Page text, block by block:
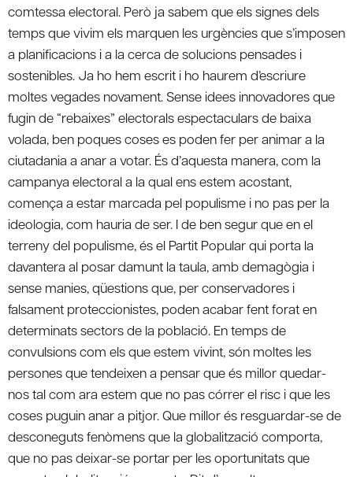
comtessa electoral. Però ja sabem que els signes dels
temps que vivim els marquen les urgències que s’imposen
a planificacions i a la cerca de solucions pensades i
sostenibles. Ja ho hem escrit i ho haurem d’escriure
moltes vegades novament. Sense idees innovadores que
fugin de “rebaixes” electorals espectaculars de baixa
volada, ben poques coses es poden fer per animar a la
ciutadania a anar a votar. És d’aquesta manera, com la
campanya electoral a la qual ens estem acostant,
comença a estar marcada pel populisme i no pas per la
ideologia, com hauria de ser. I de ben segur que en el
terreny del populisme, és el Partit Popular qui porta la
davantera al posar damunt la taula, amb demagògia i
sense manies, qüestions que, per conservadores i
falsament proteccionistes, poden acabar fent forat en
determinats sectors de la població. En temps de
convulsions com els que estem vivint, són moltes les
persones que tendeixen a pensar que és millor quedar-
nos tal com ara estem que no pas córrer el risc i que les
coses puguin anar a pitjor. Que millor és resguardar-se de
desconeguts fenòmens que la globalització comporta,
que no pas deixar-se portar per les oportunitats que